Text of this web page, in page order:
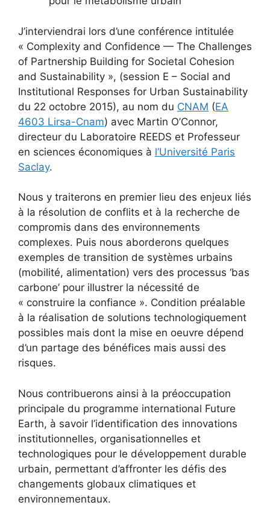
J’interviendrai lors d’une conférence intitulée
« Complexity and Confidence — The Challenges
of Partnership Building for Societal Cohesion
and Sustainability », (session E – Social and
Institutional Responses for Urban Sustainability
du 22 octobre 2015), au nom du CNAM (EA
4603 Lirsa-Cnam) avec Martin O’Connor,
directeur du Laboratoire REEDS et Professeur
en sciences économiques à l’Université Paris
Saclay.
Nous y traiterons en premier lieu des enjeux liés
à la résolution de conflits et à la recherche de
compromis dans des environnements
complexes. Puis nous aborderons quelques
exemples de transition de systèmes urbains
(mobilité, alimentation) vers des processus ‘bas
carbone’ pour illustrer la nécessité de
« construire la confiance ». Condition préalable
à la réalisation de solutions technologiquement
possibles mais dont la mise en oeuvre dépend
d’un partage des bénéfices mais aussi des
risques.
Nous contribuerons ainsi à la préoccupation
principale du programme international Future
Earth, à savoir l’identification des innovations
institutionnelles, organisationnelles et
technologiques pour le développement durable
urbain, permettant d’affronter les défis des
changements globaux climatiques et
environnementaux.